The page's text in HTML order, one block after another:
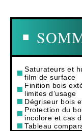
Saturateurs et
film de surface
Finition bois
limites d’usage
Dégriseur bois
Protection du
incolore et cas
Tableau